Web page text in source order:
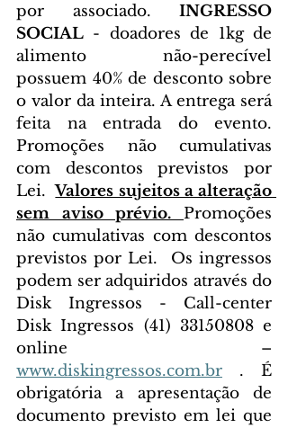
por associado. INGRESSO
SOCIAL - doadores de 1kg de
alimento não-perecível
possuem 40% de desconto sobre
o valor da inteira. A entrega será
feita na entrada do evento.
Promoções não cumulativas
com descontos previstos por
Lei. Valores sujeitos a alteração
sem aviso prévio. Promoções
não cumulativas com descontos
previstos por Lei.  Os ingressos
podem ser adquiridos através do
Disk Ingressos - Call-center
Disk Ingressos (41) 33150808 e
www.diskingressos.com.br . É
obrigatória a apresentação de
documento previsto em lei que